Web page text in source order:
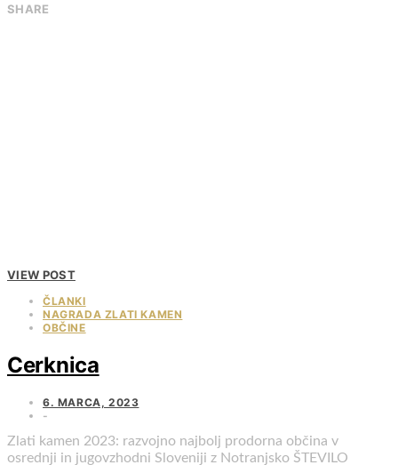
SHARE
VIEW POST
ČLANKI
NAGRADA ZLATI KAMEN
OBČINE
Cerknica
6. MARCA, 2023
Zlati kamen 2023: razvojno najbolj prodorna občina v
osrednji in jugovzhodni Sloveniji z Notranjsko ŠTEVILO